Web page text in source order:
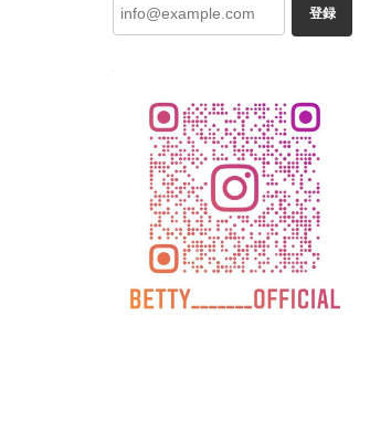
登録